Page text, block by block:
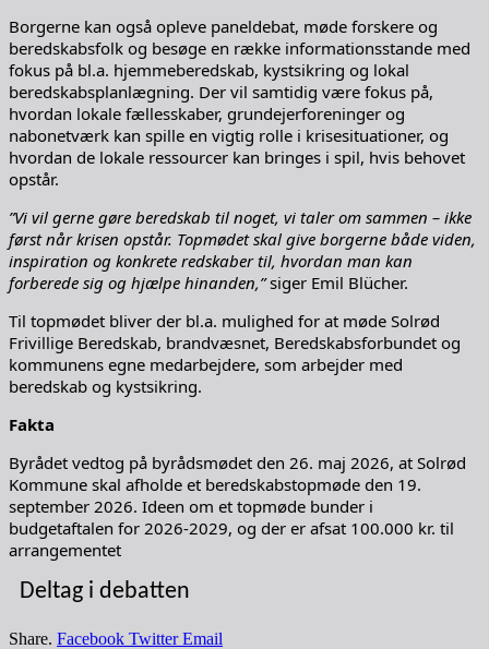
Borgerne kan også opleve paneldebat, møde forskere og
beredskabsfolk og besøge en række informationsstande med
fokus på bl.a. hjemmeberedskab, kystsikring og lokal
beredskabsplanlægning. Der vil samtidig være fokus på,
hvordan lokale fællesskaber, grundejerforeninger og
nabonetværk kan spille en vigtig rolle i krisesituationer, og
hvordan de lokale ressourcer kan bringes i spil, hvis behovet
opstår.
”Vi vil gerne gøre beredskab til noget, vi taler om sammen – ikke
først når krisen opstår. Topmødet skal give borgerne både viden,
inspiration og konkrete redskaber til, hvordan man kan
forberede sig og hjælpe hinanden,”siger Emil Blücher.
Til topmødet bliver der bl.a. mulighed for at møde Solrød
Frivillige Beredskab, brandvæsnet, Beredskabsforbundet og
kommunens egne medarbejdere, som arbejder med
beredskab og kystsikring.
Fakta
Byrådet vedtog på byrådsmødet den 26. maj 2026, at Solrød
Kommune skal afholde et beredskabstopmøde den 19.
september 2026. Ideen om et topmøde bunder i
budgetaftalen for 2026-2029, og der er afsat 100.000 kr. til
arrangementet
Deltag i debatten
Share. Facebook Twitter Email